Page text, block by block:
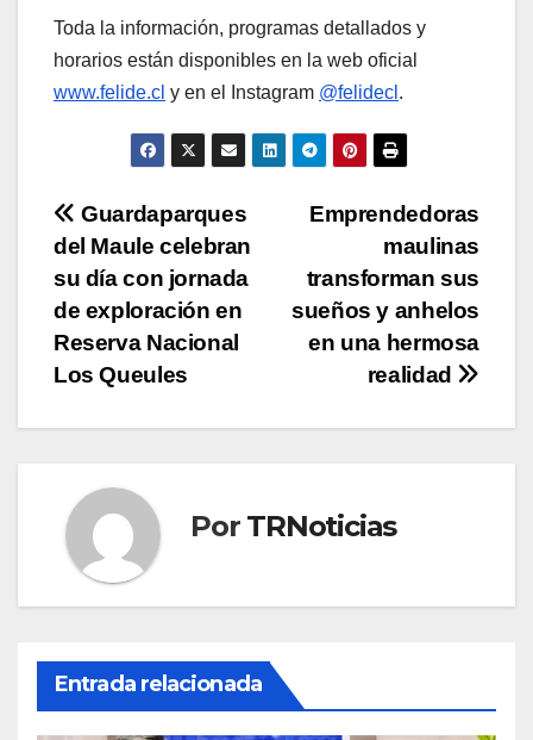
Toda la información, programas detallados y
horarios están disponibles en la web oficial
www.felide.cl y en el Instagram @felidecl .
Navegación
de
entradas
Emprendedoras
maulinas
transforman sus
sueños y anhelos
en una hermosa
realidad
Guardaparques
del Maule celebran
su día con jornada
de exploración en
Reserva Nacional
Los Queules
Por TRNoticias
Entrada relacionada